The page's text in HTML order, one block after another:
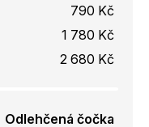
790 Kč
1 780 Kč
2 680 Kč
Odlehčená čočka